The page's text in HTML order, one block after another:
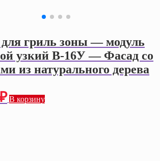
гриль зоны — модуль
узкий В-16У — Фасад со
из натурального дерева
В корзину